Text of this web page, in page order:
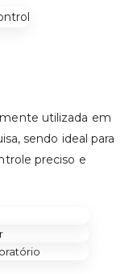
utilizada em
sendo ideal para
preciso e